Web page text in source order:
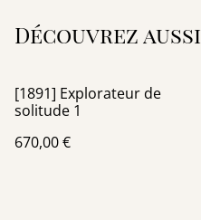
Découvrez aussi
[1891] Explorateur de
solitude 1
670,00 €